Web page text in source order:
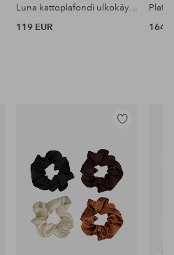
Luna kattoplafondi ulkokäyttöön
119 EUR
164
Lisää